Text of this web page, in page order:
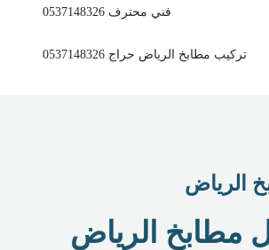
فني محترف 0537148326
تركيب مطابخ الرياض حراج 0537148326
الرياض
الرياض